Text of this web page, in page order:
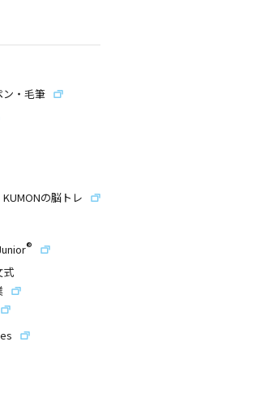
・毛筆
の脳トレ
®
式